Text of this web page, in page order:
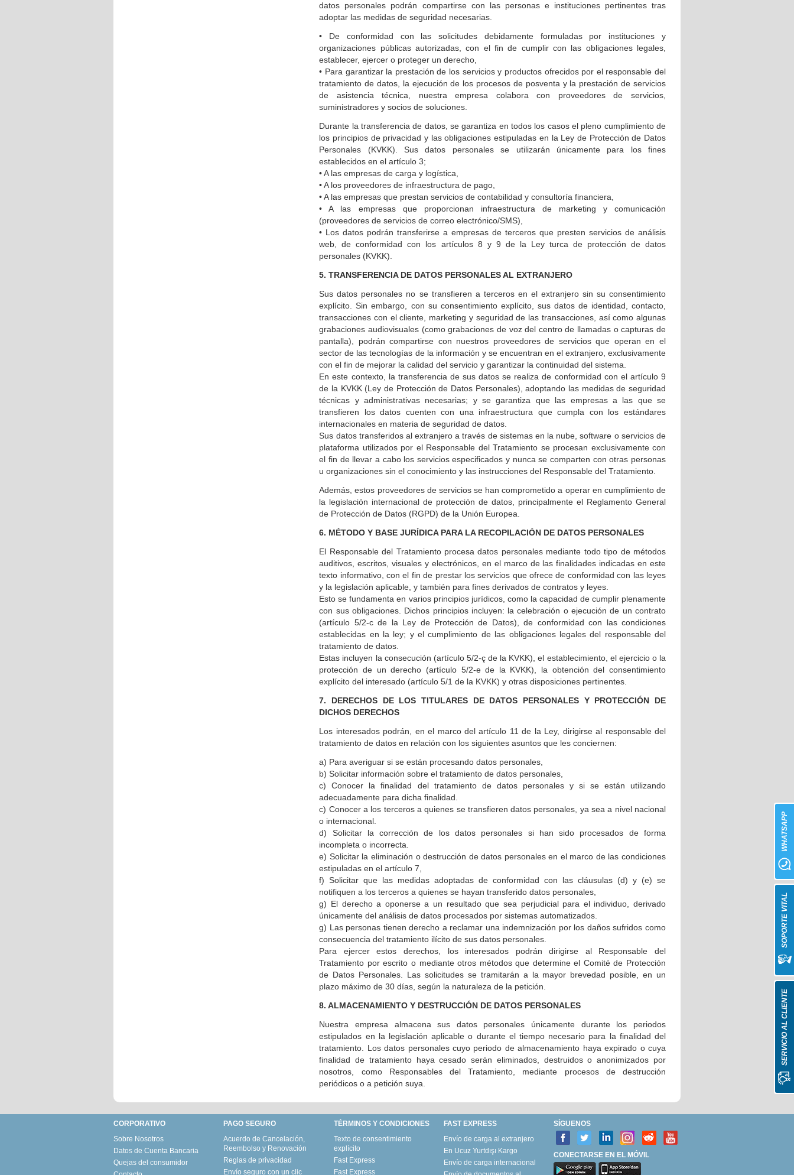
datos personales podrán compartirse con las personas e instituciones pertinentes tras
adoptar las medidas de seguridad necesarias.
• De conformidad con las solicitudes debidamente formuladas por instituciones y
organizaciones públicas autorizadas, con el fin de cumplir con las obligaciones legales,
establecer, ejercer o proteger un derecho,
• Para garantizar la prestación de los servicios y productos ofrecidos por el responsable del
tratamiento de datos, la ejecución de los procesos de posventa y la prestación de servicios
de asistencia técnica, nuestra empresa colabora con proveedores de servicios,
suministradores y socios de soluciones.
Durante la transferencia de datos, se garantiza en todos los casos el pleno cumplimiento de
los principios de privacidad y las obligaciones estipuladas en la Ley de Protección de Datos
Personales (KVKK). Sus datos personales se utilizarán únicamente para los fines
establecidos en el artículo 3;
• A las empresas de carga y logística,
• A los proveedores de infraestructura de pago,
• A las empresas que prestan servicios de contabilidad y consultoría financiera,
• A las empresas que proporcionan infraestructura de marketing y comunicación
(proveedores de servicios de correo electrónico/SMS),
• Los datos podrán transferirse a empresas de terceros que presten servicios de análisis
web, de conformidad con los artículos 8 y 9 de la Ley turca de protección de datos
personales (KVKK).
5. TRANSFERENCIA DE DATOS PERSONALES AL EXTRANJERO
Sus datos personales no se transfieren a terceros en el extranjero sin su consentimiento
explícito. Sin embargo, con su consentimiento explícito, sus datos de identidad, contacto,
transacciones con el cliente, marketing y seguridad de las transacciones, así como algunas
grabaciones audiovisuales (como grabaciones de voz del centro de llamadas o capturas de
pantalla), podrán compartirse con nuestros proveedores de servicios que operan en el
sector de las tecnologías de la información y se encuentran en el extranjero, exclusivamente
con el fin de mejorar la calidad del servicio y garantizar la continuidad del sistema.
En este contexto, la transferencia de sus datos se realiza de conformidad con el artículo 9
de la KVKK (Ley de Protección de Datos Personales), adoptando las medidas de seguridad
técnicas y administrativas necesarias; y se garantiza que las empresas a las que se
transfieren los datos cuenten con una infraestructura que cumpla con los estándares
internacionales en materia de seguridad de datos.
Sus datos transferidos al extranjero a través de sistemas en la nube, software o servicios de
plataforma utilizados por el Responsable del Tratamiento se procesan exclusivamente con
el fin de llevar a cabo los servicios especificados y nunca se comparten con otras personas
u organizaciones sin el conocimiento y las instrucciones del Responsable del Tratamiento.
Además, estos proveedores de servicios se han comprometido a operar en cumplimiento de
la legislación internacional de protección de datos, principalmente el Reglamento General
de Protección de Datos (RGPD) de la Unión Europea.
6. MÉTODO Y BASE JURÍDICA PARA LA RECOPILACIÓN DE DATOS PERSONALES
El Responsable del Tratamiento procesa datos personales mediante todo tipo de métodos
auditivos, escritos, visuales y electrónicos, en el marco de las finalidades indicadas en este
texto informativo, con el fin de prestar los servicios que ofrece de conformidad con las leyes
y la legislación aplicable, y también para fines derivados de contratos y leyes.
Esto se fundamenta en varios principios jurídicos, como la capacidad de cumplir plenamente
con sus obligaciones. Dichos principios incluyen: la celebración o ejecución de un contrato
(artículo 5/2-c de la Ley de Protección de Datos), de conformidad con las condiciones
establecidas en la ley; y el cumplimiento de las obligaciones legales del responsable del
tratamiento de datos.
Estas incluyen la consecución (artículo 5/2-ç de la KVKK), el establecimiento, el ejercicio o la
protección de un derecho (artículo 5/2-e de la KVKK), la obtención del consentimiento
explícito del interesado (artículo 5/1 de la KVKK) y otras disposiciones pertinentes.
7. DERECHOS DE LOS TITULARES DE DATOS PERSONALES Y PROTECCIÓN DE
DICHOS DERECHOS
Los interesados podrán, en el marco del artículo 11 de la Ley, dirigirse al responsable del
tratamiento de datos en relación con los siguientes asuntos que les conciernen:
a) Para averiguar si se están procesando datos personales,
b) Solicitar información sobre el tratamiento de datos personales,
c) Conocer la finalidad del tratamiento de datos personales y si se están utilizando
adecuadamente para dicha finalidad.
c) Conocer a los terceros a quienes se transfieren datos personales, ya sea a nivel nacional
o internacional.
d) Solicitar la corrección de los datos personales si han sido procesados de forma
incompleta o incorrecta.
e) Solicitar la eliminación o destrucción de datos personales en el marco de las condiciones
estipuladas en el artículo 7,
f) Solicitar que las medidas adoptadas de conformidad con las cláusulas (d) y (e) se
notifiquen a los terceros a quienes se hayan transferido datos personales,
g) El derecho a oponerse a un resultado que sea perjudicial para el individuo, derivado
únicamente del análisis de datos procesados por sistemas automatizados.
g) Las personas tienen derecho a reclamar una indemnización por los daños sufridos como
consecuencia del tratamiento ilícito de sus datos personales.
Para ejercer estos derechos, los interesados podrán dirigirse al Responsable del
Tratamiento por escrito o mediante otros métodos que determine el Comité de Protección
de Datos Personales. Las solicitudes se tramitarán a la mayor brevedad posible, en un
plazo máximo de 30 días, según la naturaleza de la petición.
8. ALMACENAMIENTO Y DESTRUCCIÓN DE DATOS PERSONALES
Nuestra empresa almacena sus datos personales únicamente durante los periodos
estipulados en la legislación aplicable o durante el tiempo necesario para la finalidad del
tratamiento. Los datos personales cuyo periodo de almacenamiento haya expirado o cuya
finalidad de tratamiento haya cesado serán eliminados, destruidos o anonimizados por
nosotros, como Responsables del Tratamiento, mediante procesos de destrucción
periódicos o a petición suya.
CORPORATIVO
Sobre Nosotros
Datos de Cuenta Bancaria
Quejas del consumidor
PAGO SEGURO
Acuerdo de Cancelación,
Reembolso y Renovación
Reglas de privacidad
Envío seguro con un clic
TÉRMINOS Y CONDICIONES
Texto de consentimiento
explícito
Fast Express
Fast Express
FAST EXPRESS
Envío de carga al extranjero
En Ucuz Yurtdışı Kargo
Envío de carga internacional
SÍGUENOS
CONECTARSE EN EL MÓVIL
SERVICIO AL CLIENTE
SOPORTE VITAL
WHATSAPP